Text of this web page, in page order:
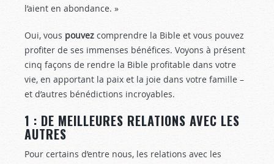
l’aient en abondance. »
Oui, vous pouvez comprendre la Bible et vous pouvez
profiter de ses immenses bénéfices. Voyons à présent
cinq façons de rendre la Bible profitable dans votre
vie, en apportant la paix et la joie dans votre famille –
et d’autres bénédictions incroyables.
1 : DE MEILLEURES RELATIONS AVEC LES
AUTRES
Pour certains d’entre nous, les relations avec les